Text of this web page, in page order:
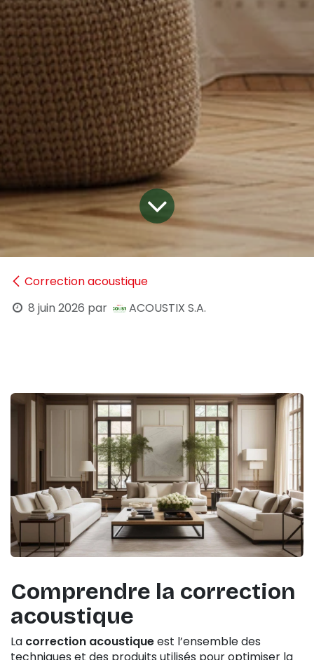
Correction acoustique
8 juin 2026 par ACOUSTIX S.A.
Comprendre la correction
acoustique
La correction acoustiqueest l’ensemble des